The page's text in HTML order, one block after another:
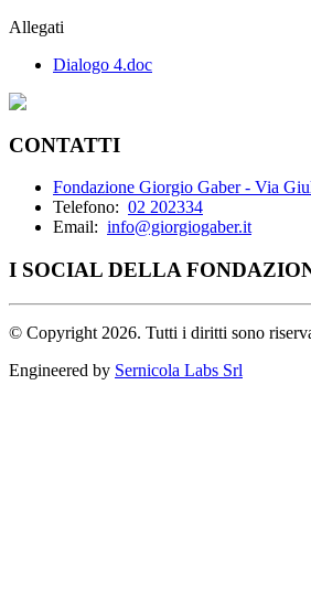
Allegati
Dialogo 4.doc
CONTATTI
Fondazione Giorgio Gaber - Via
Telefono: 02 202334
Email: info@giorgiogaber.it
I SOCIAL DELLA
© Copyright 2026. Tutti i diritti sono
Engineered by Sernicola Labs Srl